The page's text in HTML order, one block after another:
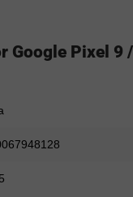
Google Pixel 9